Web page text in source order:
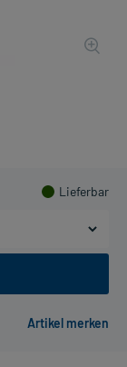
Lieferbar